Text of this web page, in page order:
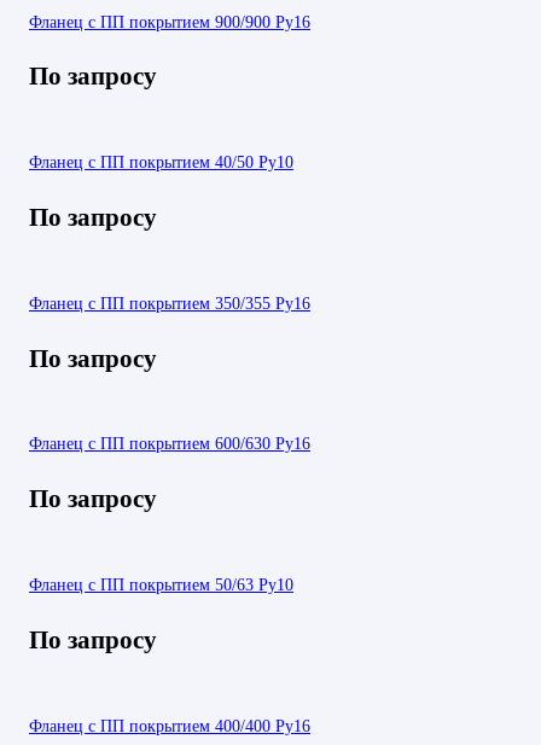
Фланец с ПП покрытием 900/900 Ру16
По запросу
Фланец с ПП покрытием 40/50 Ру10
По запросу
Фланец с ПП покрытием 350/355 Ру16
По запросу
Фланец с ПП покрытием 600/630 Ру16
По запросу
Фланец с ПП покрытием 50/63 Ру10
По запросу
Фланец с ПП покрытием 400/400 Ру16